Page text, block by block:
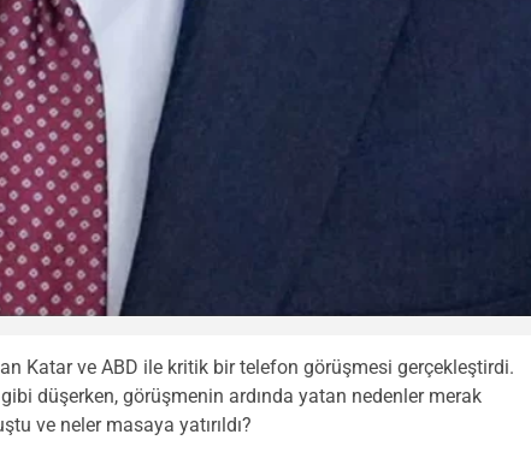
Katar ve ABD ile kritik bir telefon görüşmesi gerçekleştirdi.
düşerken, görüşmenin ardında yatan nedenler merak
ve neler masaya yatırıldı?